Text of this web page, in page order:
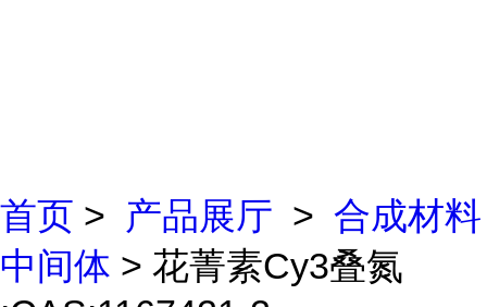
首页 > 产品展厅 > 合成材料
中间体 > 花菁素Cy3叠氮